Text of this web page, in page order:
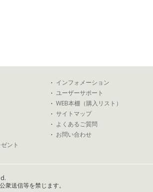
ント
インフォメーション
ユーザーサポート
WEB本棚（購入リスト）
サイトマップ
よくあるご質問
お問い合わせ
送信等を禁じます。